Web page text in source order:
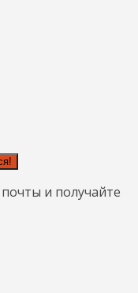
и получайте